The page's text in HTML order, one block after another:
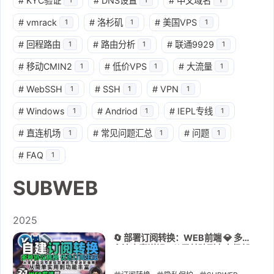
# vmrack 1 # 洛杉矶 1 # 美国VPS 1
# 回程路由 1 # 路由分析 1 # 联通9929 1
# 移动CMIN2 1 # 低价VPS 1 # 大流量 1
# WebSSH 1 # SSH 1 # VPN 1
# Windows 1 # Andriod 1 # IEPL专线 1
# 直连机场 1 # 常见问题汇总 1 # 问题 1
# FAQ 1
SUBWEB
2025
🔄 部署订阅转换：WEB前端 💎 多种